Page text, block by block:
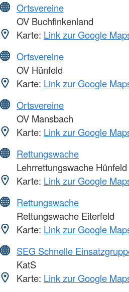
Ortsvereine
OV Buchfinkenland
Karte: Link zur Google
Ortsvereine
OV Hünfeld
Karte: Link zur Google
Ortsvereine
OV Mansbach
Karte: Link zur Google
Rettungswache
Lehrrettungswache Hünfeld
Karte: Link zur Google
Rettungswache
Rettungswache Eiterfeld
Karte: Link zur Google
SEG Schnelle
KatS
Karte: Link zur Google